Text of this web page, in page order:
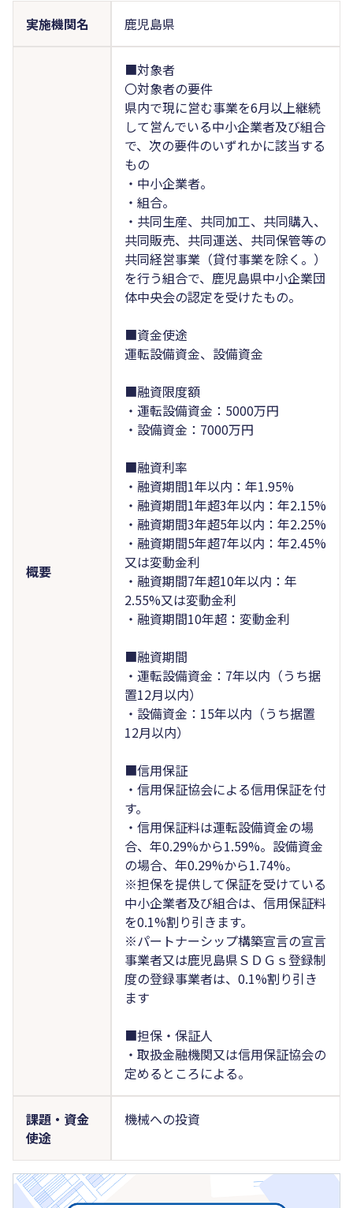
実施機関名 鹿児島県
概要
■対象者
〇対象者の要件
県内で現に営む事業を6月以上継続
して営んでいる中小企業者及び組合
で、次の要件のいずれかに該当する
もの
・中小企業者。
・組合。
・共同生産、共同加工、共同購入、
共同販売、共同運送、共同保管等の
共同経営事業（貸付事業を除く。）
を行う組合で、鹿児島県中小企業団
体中央会の認定を受けたもの。
■資金使途
運転設備資金、設備資金
■融資限度額
・運転設備資金：5000万円
・設備資金：7000万円
■融資利率
・融資期間1年以内：年1.95%
・融資期間1年超3年以内：年2.15%
・融資期間3年超5年以内：年2.25%
・融資期間5年超7年以内：年2.45%
又は変動金利
・融資期間7年超10年以内：年
2.55%又は変動金利
・融資期間10年超：変動金利
■融資期間
・運転設備資金：7年以内（うち据
置12月以内）
・設備資金：15年以内（うち据置
12月以内）
■信用保証
・信用保証協会による信用保証を付
す。
・信用保証料は運転設備資金の場
合、年0.29%から1.59%。設備資金
の場合、年0.29%から1.74%。
※担保を提供して保証を受けている
中小企業者及び組合は、信用保証料
を0.1%割り引きます。
※パートナーシップ構築宣言の宣言
事業者又は鹿児島県ＳＤＧｓ登録制
度の登録事業者は、0.1%割り引き
ます
■担保・保証人
・取扱金融機関又は信用保証協会の
定めるところによる。
課題・資金
使途
機械への投資